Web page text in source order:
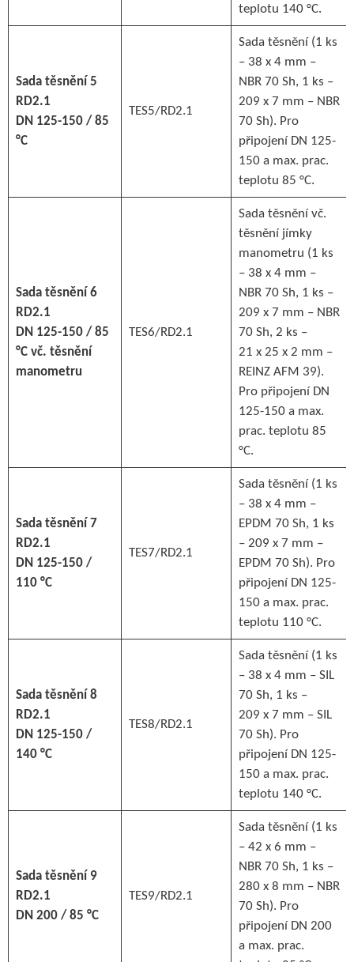
teplotu 140 °C.
Sada těsnění 5
RD2.1
DN 125-150 / 85
°C
TES5/RD2.1
Sada těsnění (1 ks
– 38 x 4 mm –
NBR 70 Sh, 1 ks –
209 x 7 mm – NBR
70 Sh). Pro
připojení DN 125-
150 a max. prac.
teplotu 85 °C.
Sada těsnění 6
RD2.1
DN 125-150 / 85
°C vč. těsnění
manometru
TES6/RD2.1
Sada těsnění vč.
těsnění jímky
manometru (1 ks
– 38 x 4 mm –
NBR 70 Sh, 1 ks –
209 x 7 mm – NBR
70 Sh, 2 ks –
21 x 25 x 2 mm –
REINZ AFM 39).
Pro připojení DN
125-150 a max.
prac. teplotu 85
°C.
Sada těsnění 7
RD2.1
DN 125-150 /
110 °C
TES7/RD2.1
Sada těsnění (1 ks
– 38 x 4 mm –
EPDM 70 Sh, 1 ks
– 209 x 7 mm –
EPDM 70 Sh). Pro
připojení DN 125-
150 a max. prac.
teplotu 110 °C.
Sada těsnění 8
RD2.1
DN 125-150 /
140 °C
TES8/RD2.1
Sada těsnění (1 ks
– 38 x 4 mm – SIL
70 Sh, 1 ks –
209 x 7 mm – SIL
70 Sh). Pro
připojení DN 125-
150 a max. prac.
teplotu 140 °C.
Sada těsnění 9
RD2.1
DN 200 / 85 °C
TES9/RD2.1
Sada těsnění (1 ks
– 42 x 6 mm –
NBR 70 Sh, 1 ks –
280 x 8 mm – NBR
70 Sh). Pro
připojení DN 200
a max. prac.